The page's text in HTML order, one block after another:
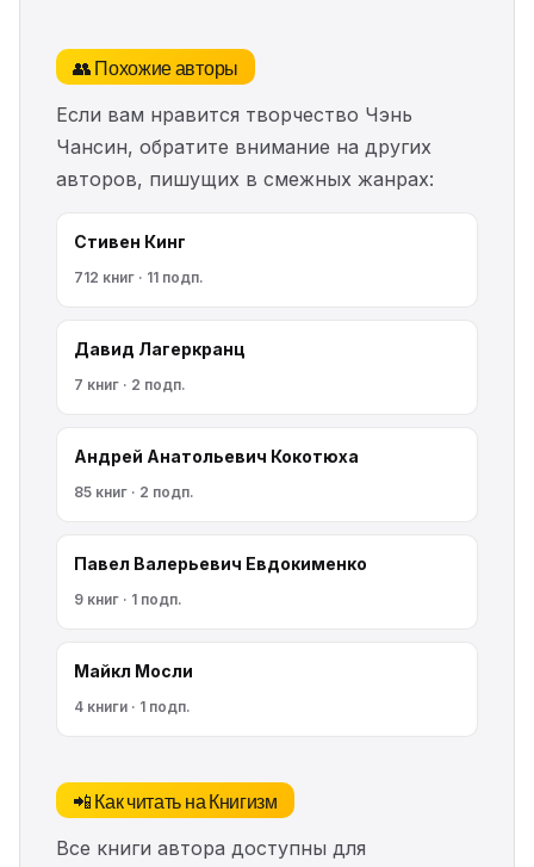
👥 Похожие авторы
Если вам нравится творчество Чэнь
Чансин, обратите внимание на других
авторов, пишущих в смежных жанрах:
Стивен Кинг
712 книг · 11 подп.
Давид Лагеркранц
7 книг · 2 подп.
Андрей Анатольевич Кокотюха
85 книг · 2 подп.
Павел Валерьевич Евдокименко
9 книг · 1 подп.
Майкл Мосли
4 книги · 1 подп.
📲 Как читать на Книгизм
Все книги автора доступны для